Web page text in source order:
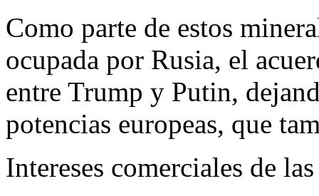
Como parte de estos
ocupada por Rusia, el
entre Trump y Putin,
potencias europeas, que
Intereses comerciales de